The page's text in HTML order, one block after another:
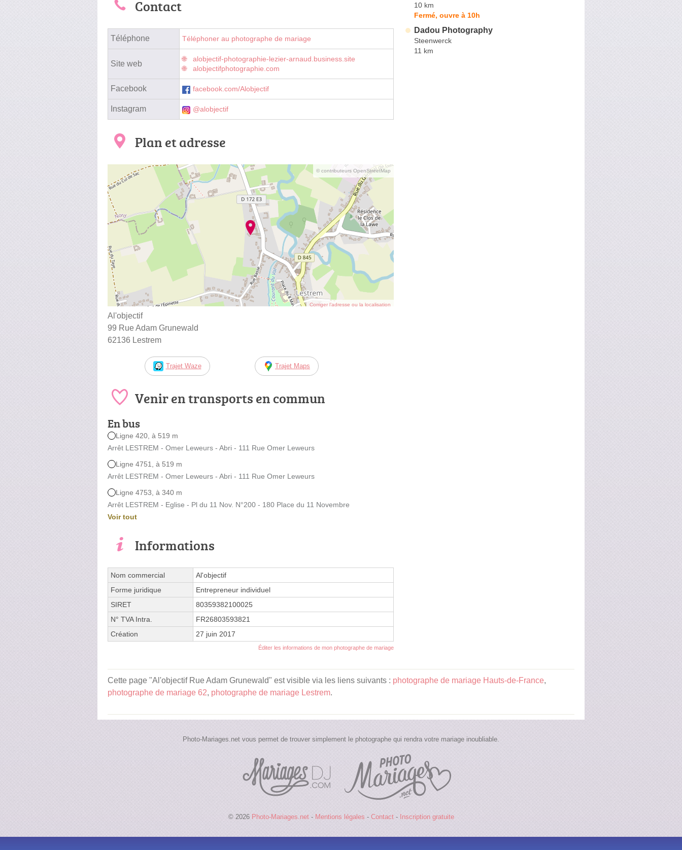
Contact
Téléphone Téléphoner au photographe de mariage
Site web
alobjectif-photographie-lezier-arnaud.business.site
alobjectifphotographie.com
Facebook facebook.com/Alobjectif
Instagram @alobjectif
Plan et adresse
© contributeurs OpenStreetMap
Corriger l’adresse ou la localisation
Al'objectif
99 Rue Adam Grunewald
62136 Lestrem
Trajet Waze Trajet Maps
Venir en transports en commun
En bus
Ligne 420, à 519 m
Arrêt LESTREM - Omer Leweurs - Abri - 111 Rue Omer Leweurs
Ligne 4751, à 519 m
Arrêt LESTREM - Omer Leweurs - Abri - 111 Rue Omer Leweurs
Ligne 4753, à 340 m
Arrêt LESTREM - Eglise - Pl du 11 Nov. N°200 - 180 Place du 11 Novembre
Voir tout
Informations
Nom commercial
Al'objectif
Forme juridique
Entrepreneur individuel
SIRET
80359382100025
N° TVA Intra.
FR26803593821
Création
27 juin 2017
Éditer les informations de mon photographe de mariage
10 km
Fermé, ouvre à 10h
Dadou Photography
Steenwerck
11 km
Cette page "Al'objectif Rue Adam Grunewald" est visible via les liens suivants : photographe de mariage Hauts-de-France,
photographe de mariage 62, photographe de mariage Lestrem.
Photo-Mariages.net vous permet de trouver simplement le photographe qui rendra votre mariage inoubliable.
© 2026 Photo-Mariages.net - Mentions légales - Contact- Inscription gratuite